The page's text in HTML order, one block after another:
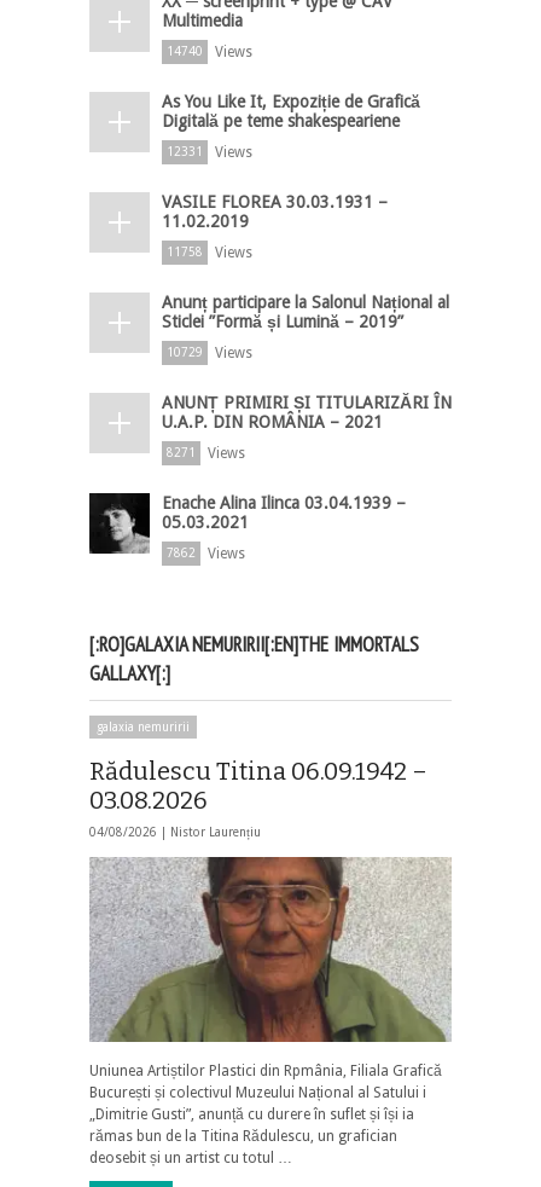
Multimedia
14740 Views
As You Like It, Expoziție de Grafică
Digitală pe teme shakespeariene
12331 Views
VASILE FLOREA 30.03.1931 –
11.02.2019
11758 Views
Anunț participare la Salonul Național al
Sticlei ”Formă și Lumină – 2019”
10729 Views
ANUNȚ PRIMIRI ȘI TITULARIZĂRI ÎN
U.A.P. DIN ROMÂNIA – 2021
8271 Views
Enache Alina Ilinca 03.04.1939 –
05.03.2021
7862 Views
[:RO]GALAXIA NEMURIRII[:EN]THE IMMORTALS
GALLAXY[:]
galaxia nemuririi
Rădulescu Titina 06.09.1942 –
03.08.2026
04/08/2026 | Nistor Laurențiu
Uniunea Artiștilor Plastici din Rpmânia, Filiala Grafică
București și colectivul Muzeului Național al Satului i
„Dimitrie Gusti”, anunță cu durere în suflet și își ia
rămas bun de la Titina Rădulescu, un grafician
deosebit și un artist cu totul …